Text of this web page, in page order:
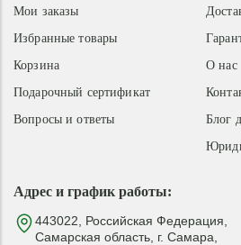
Адрес и график работы:
443022, Российская Федерация,
Самарская область, г. Самара,
О нас
Блог
Мои заказы
Избранные товары
Корзина
Подарочный сертификат
Вопросы и ответы